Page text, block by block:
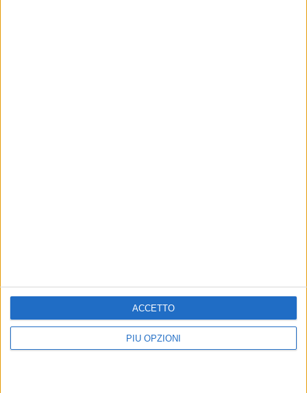
PIÙ OPZIONI
ACCETTO